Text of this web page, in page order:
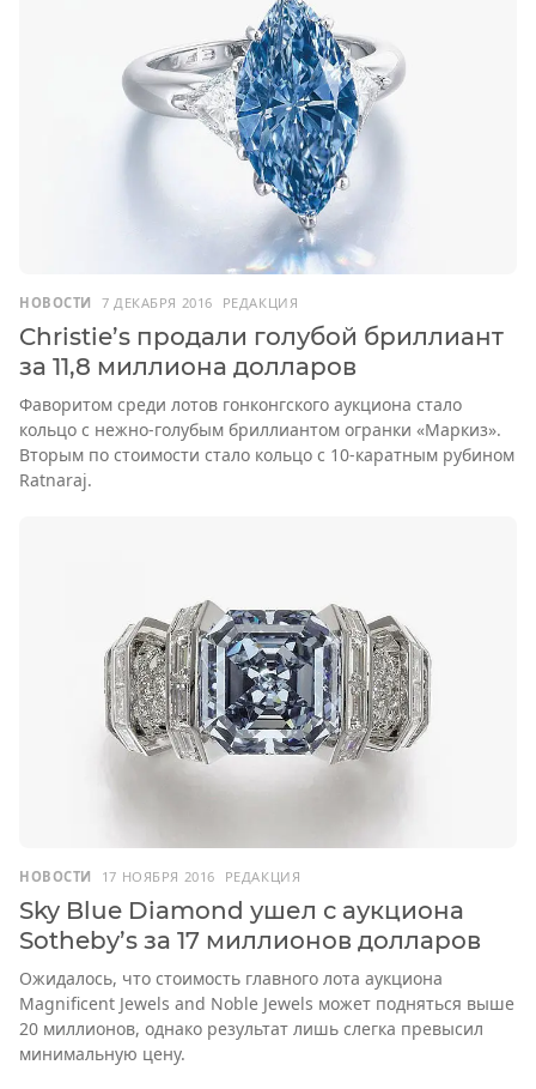
НОВОСТИ 7 ДЕКАБРЯ 2016 РЕДАКЦИЯ
Christie’s продали голубой бриллиант
за 11,8 миллиона долларов
Фаворитом среди лотов гонконгского аукциона стало
кольцо с нежно-голубым бриллиантом огранки «Маркиз».
Вторым по стоимости стало кольцо с 10-каратным рубином
Ratnaraj.
НОВОСТИ 17 НОЯБРЯ 2016 РЕДАКЦИЯ
Sky Blue Diamond ушел с аукциона
Sotheby’s за 17 миллионов долларов
Ожидалось, что стоимость главного лота аукциона
Magnificent Jewels and Noble Jewels может подняться выше
20 миллионов, однако результат лишь слегка превысил
минимальную цену.